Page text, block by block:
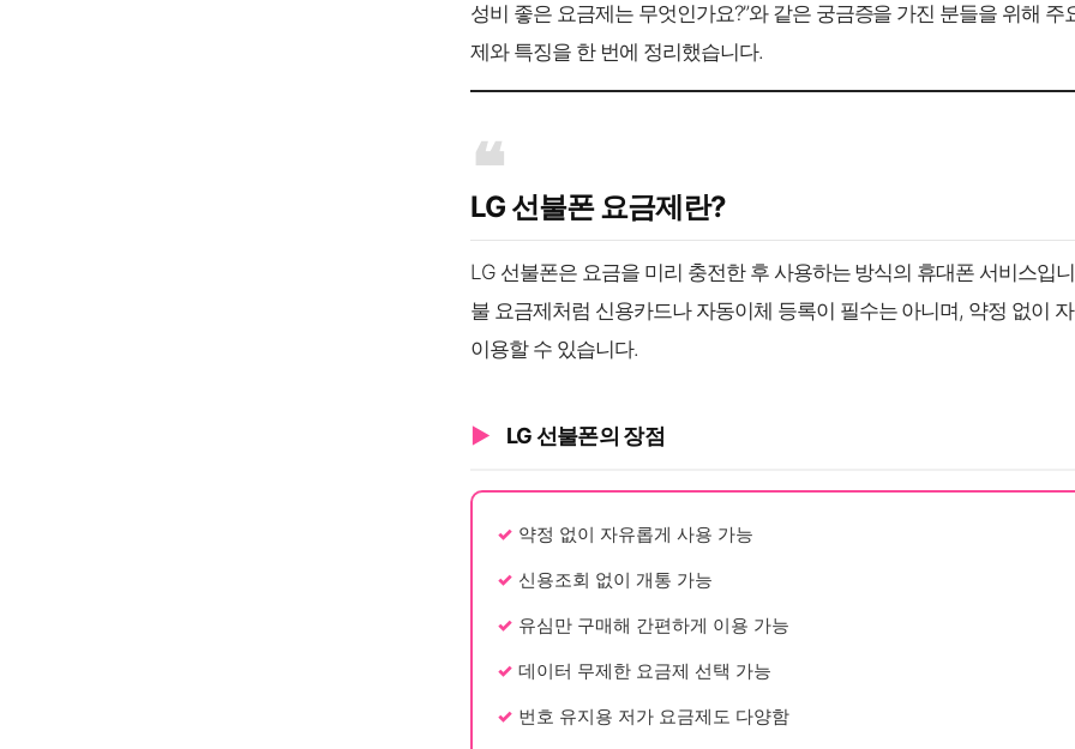
성비 좋은 요금제는 무엇인가요?”와 같은 궁금증을 가진 분들을 위해 주
제와 특징을 한 번에 정리했습니다.
LG 선불폰 요금제란?
LG 선불폰은 요금을 미리 충전한 후 사용하는 방식의 휴대폰 서비스입
불 요금제처럼 신용카드나 자동이체 등록이 필수는 아니며, 약정 없이
이용할 수 있습니다.
LG 선불폰의 장점
약정 없이 자유롭게 사용 가능
신용조회 없이 개통 가능
유심만 구매해 간편하게 이용 가능
데이터 무제한 요금제 선택 가능
번호 유지용 저가 요금제도 다양함